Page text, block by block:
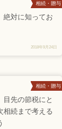
絶対に知ってお
2018年9月24日
相続・贈与
目先の節税にと
相続まで考える
相続・贈与